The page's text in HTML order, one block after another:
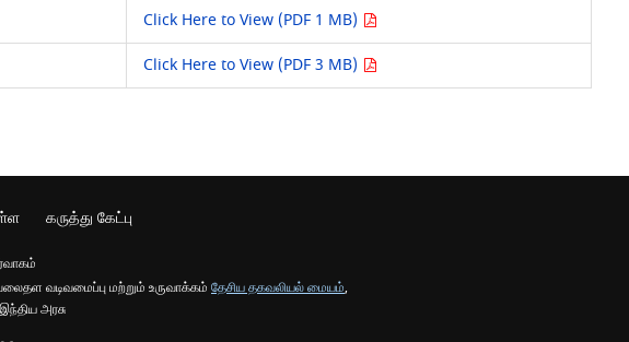
Click Here to View (PDF 1 MB)
Click Here to View (PDF 3 MB)
கருத்து கேட்பு
வடிவமைப்பு மற்றும் உருவாக்கம் தேசிய தகவலியல் மையம்,
அரசு